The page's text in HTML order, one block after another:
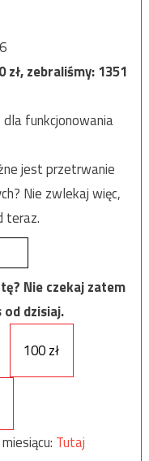
zł, zebraliśmy:1351
funkcjonowania
jest przetrwanie
Nie zwlekaj więc,
teraz.
Nie czekaj zatem
dzisiaj.
100 zł
Tutaj